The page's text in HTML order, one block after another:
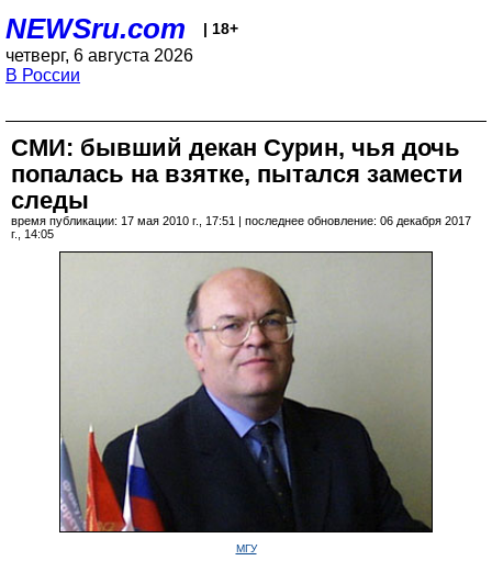
NEWSru.com | 18+
четверг, 6 августа 2026
В России
СМИ: бывший декан Сурин, чья дочь
попалась на взятке, пытался замести
следы
время публикации: 17 мая 2010 г., 17:51 | последнее обновление: 06 декабря 2017
г., 14:05
МГУ